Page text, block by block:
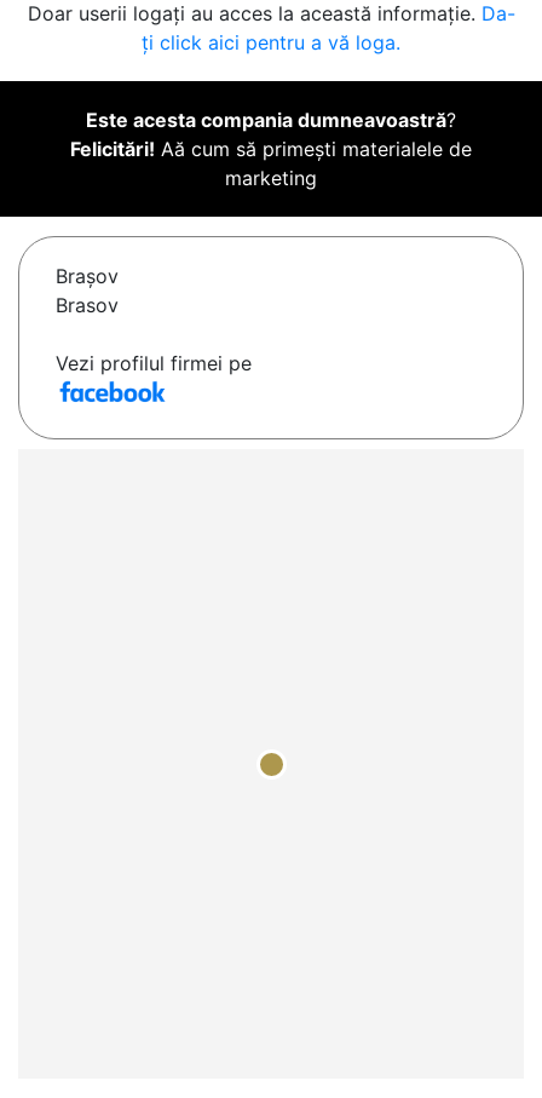
Doar userii logați au acces la această informație. Da-
ți click aici pentru a vă loga.
Este acesta compania dumneavoastră?
Felicitări! Aă cum să primești materialele de
marketing
Braşov
Brasov
Vezi profilul firmei pe